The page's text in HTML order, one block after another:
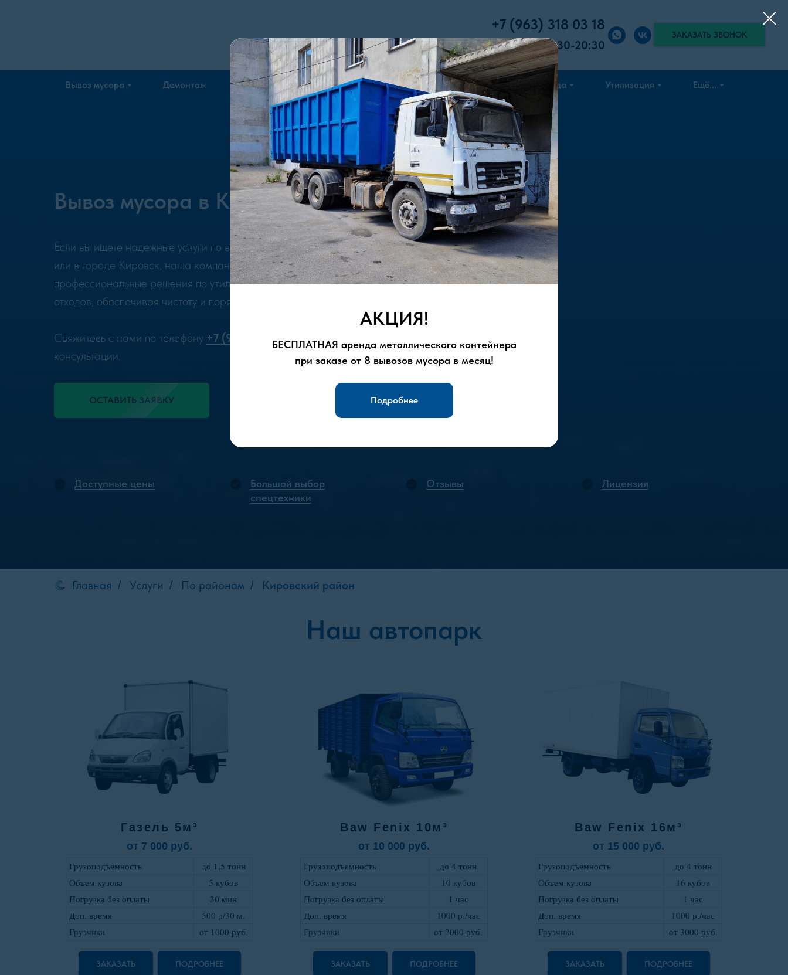
+7 (963) 318 03 18
Приём заявок:8:30-20:30
ЗАКАЗАТЬ ЗВОНОК
Вывоз мусора Демонтаж Экологическое сопровождение Нерудные материалы Аренда Утилизация Ещё...
Вывоз мусора в Кировском районе
Если вы ищете надежные услуги по вывозу мусора в Кировском районе Санкт-Петербурга
или в городе Кировск, наша компания готова помочь. Мы предоставляем
профессиональные решения по утилизации строительных, бытовых и крупногабаритных
отходов, обеспечивая чистоту и порядок на вашем объекте.
Свяжитесь с нами по телефону +7 (963) 318 03 18для заказа услуг или получения
консультации.
ОСТАВИТЬ ЗАЯВКУ
Доступные цены
Большой выбор
спецтехники
Отзывы Лицензия
Главная / Услуги / По районам / Кировский район
Наш автопарк
Газель 5м³
от 7 000 руб.
Грузоподъемность
до 1,5 тонн
Объем кузова
5 кубов
Погрузка без оплаты
30 мин
Доп. время
500 р/30 м.
Грузчики
от 1000 руб.
ЗАКАЗАТЬ ПОДРОБНЕЕ
Baw Fenix 10м³
от 10 000 руб.
Грузоподъемность
до 4 тонн
Объем кузова
10 кубов
Погрузка без оплаты
1 час
Доп. время
1000 р./час
Грузчики
от 2000 руб.
ЗАКАЗАТЬ ПОДРОБНЕЕ
Baw Fenix 16м³
от 15 000 руб.
Грузоподъемность
до 4 тонн
Объем кузова
16 кубов
Погрузка без оплаты
1 час
Доп. время
1000 р./час
Грузчики
от 3000 руб.
ЗАКАЗАТЬ ПОДРОБНЕЕ
АКЦИЯ!
БЕСПЛАТНАЯ аренда металлического контейнера
при заказе от 8 вывозов мусора в месяц!
Подробнее